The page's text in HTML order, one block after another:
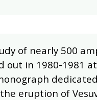
of nearly 500
in 1980-1981
eruption of